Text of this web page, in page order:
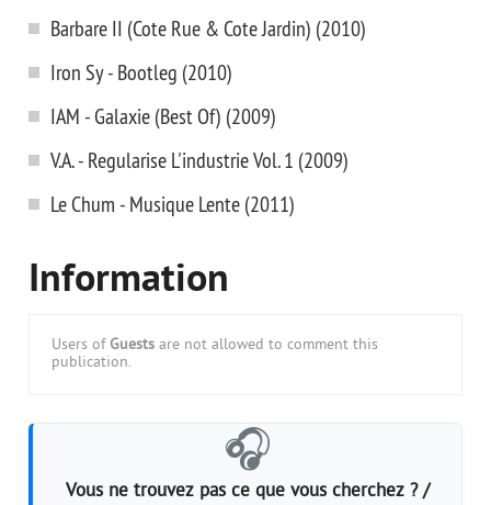
Barbare II (Cote Rue & Cote Jardin) (2010)
Iron Sy - Bootleg (2010)
IAM - Galaxie (Best Of) (2009)
V.A. - Regularise L'industrie Vol. 1 (2009)
Le Chum - Musique Lente (2011)
Information
Users of Guests are not allowed to comment this
publication.
🎧
Vous ne trouvez pas ce que vous cherchez ? /